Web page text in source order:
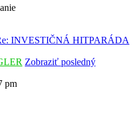
INVESTIČNÁ HITPARÁDA
Zobraziť posledný
pm